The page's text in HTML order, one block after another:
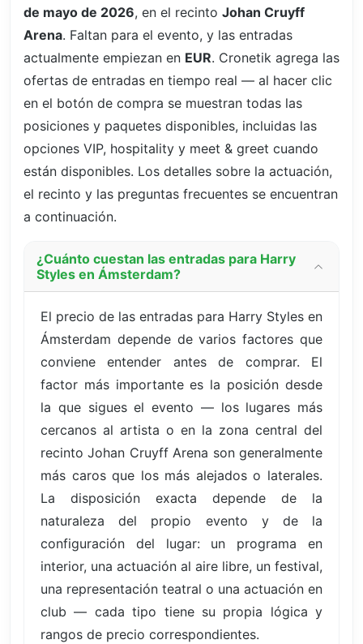
de mayo de 2026, en el recinto Johan Cruyff
Arena. Faltan para el evento, y las entradas
actualmente empiezan en EUR. Cronetik agrega las
ofertas de entradas en tiempo real — al hacer clic
en el botón de compra se muestran todas las
posiciones y paquetes disponibles, incluidas las
opciones VIP, hospitality y meet & greet cuando
están disponibles. Los detalles sobre la actuación,
el recinto y las preguntas frecuentes se encuentran
a continuación.
¿Cuánto cuestan las entradas para Harry
Styles en Ámsterdam?
El precio de las entradas para Harry Styles en
Ámsterdam depende de varios factores que
conviene entender antes de comprar. El
factor más importante es la posición desde
la que sigues el evento — los lugares más
cercanos al artista o en la zona central del
recinto Johan Cruyff Arena son generalmente
más caros que los más alejados o laterales.
La disposición exacta depende de la
naturaleza del propio evento y de la
configuración del lugar: un programa en
interior, una actuación al aire libre, un festival,
una representación teatral o una actuación en
club — cada tipo tiene su propia lógica y
rangos de precio correspondientes.